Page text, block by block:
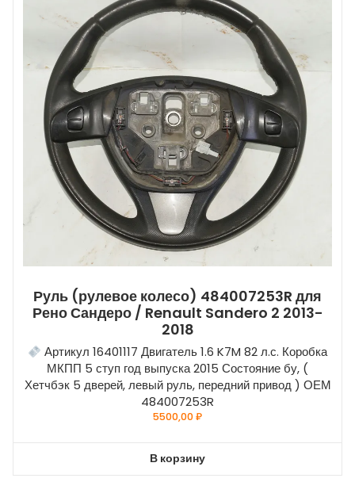
Руль (рулевое колесо) 484007253R для
Рено Сандеро / Renault Sandero 2 2013-
2018
Артикул 16401117 Двигатель 1.6 K7M 82 л.с. Коробка
МКПП 5 ступ год выпуска 2015 Состояние бу, (
Хетчбэк 5 дверей, левый руль, передний привод ) ОЕМ
484007253R
5500,00₽
В корзину